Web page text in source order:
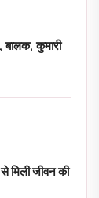
कुमारी
मिली जीवन की